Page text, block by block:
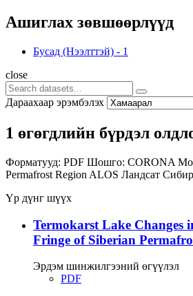
Ашиглах зөвшөөрлүүд
Бусад (Нээлттэй) - 1
close
Дараахаар эрэмбэлэх
1 өгөгдлийн бүрдэл
Форматууд: PDF Шошго: CORONA
Permafrost Region ALOS Ландсат
Үр дүнг шүүх
Termokarst Lake Changes
Fringe of Siberian
Эрдэм шинжилгээний өгүүлэл
PDF